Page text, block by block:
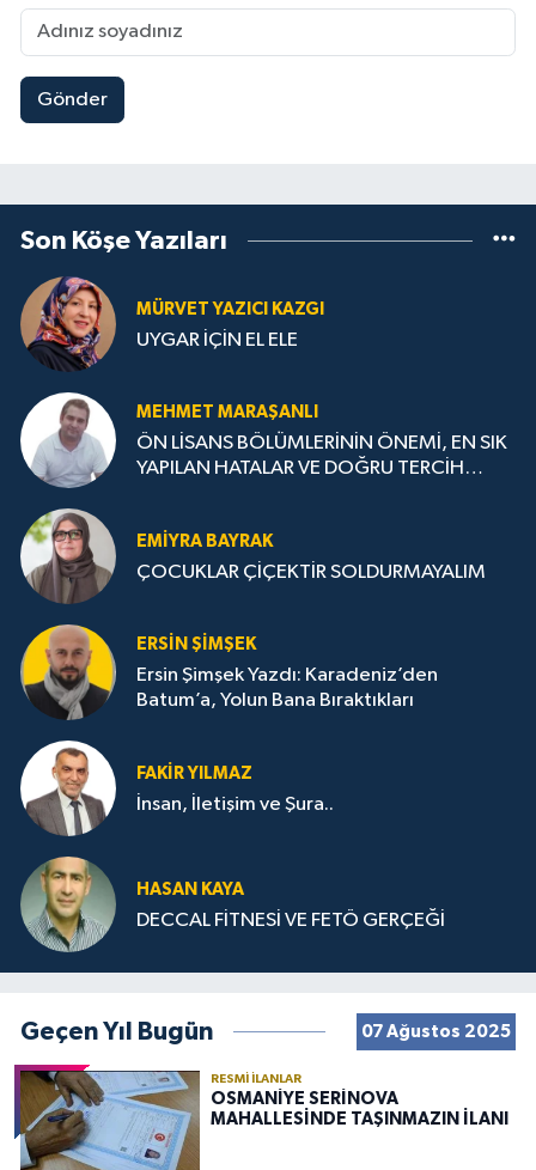
Gönder
Son Köşe Yazıları
MÜRVET YAZICI KAZGI
UYGAR İÇİN EL ELE
MEHMET MARAŞANLI
ÖN LİSANS BÖLÜMLERİNİN ÖNEMİ, EN SIK
YAPILAN HATALAR VE DOĞRU TERCİH
EMIYRA BAYRAK
ÇOCUKLAR ÇİÇEKTİR SOLDURMAYALIM
ERSIN ŞIMŞEK
Ersin Şimşek Yazdı: Karadeniz’den
Batum’a, Yolun Bana Bıraktıkları
FAKIR YILMAZ
İnsan, İletişim ve Şura..
HASAN KAYA
DECCAL FİTNESİ VE FETÖ GERÇEĞİ
Geçen Yıl Bugün 07 Ağustos 2025
RESMI İLANLAR
OSMANİYE SERİNOVA
MAHALLESİNDE TAŞINMAZIN İLANI